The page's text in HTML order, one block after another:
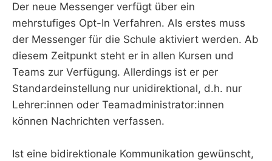
Der neue Messenger verfügt über ein
mehrstufiges Opt-In Verfahren. Als erstes muss
der Messenger für die Schule aktiviert werden. Ab
diesem Zeitpunkt steht er in allen Kursen und
Teams zur Verfügung. Allerdings ist er per
Standardeinstellung nur unidirektional, d.h. nur
Lehrer:innen oder Teamadministrator:innen
können Nachrichten verfassen.
Ist eine bidirektionale Kommunikation gewünscht,